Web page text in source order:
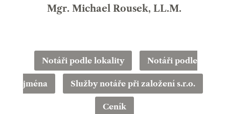
Mgr. Michael Rousek, LL.M.
Notáři podle lokality Notáři podle
jména Služby notáře při založení s.r.o.
Ceník